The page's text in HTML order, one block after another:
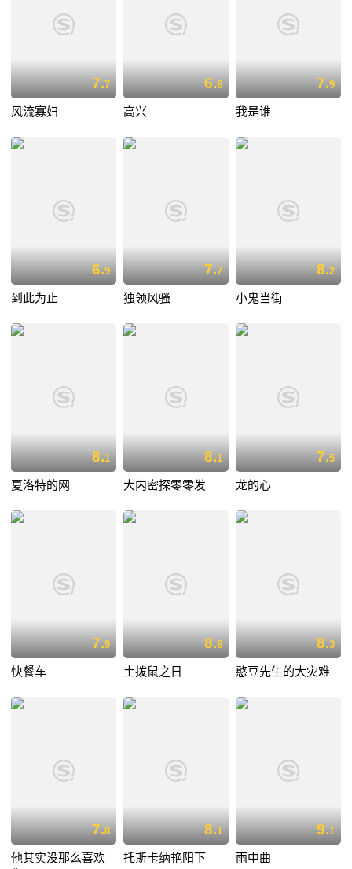
7.7
风流寡妇
6.6
高兴
7.9
我是谁
6.9
到此为止
7.7
独领风骚
8.2
小鬼当街
8.1
夏洛特的网
8.1
大内密探零零发
7.5
龙的心
7.9
快餐车
8.6
土拨鼠之日
8.3
憨豆先生的大灾难
7.8
他其实没那么喜欢
8.1
托斯卡纳艳阳下
9.1
雨中曲